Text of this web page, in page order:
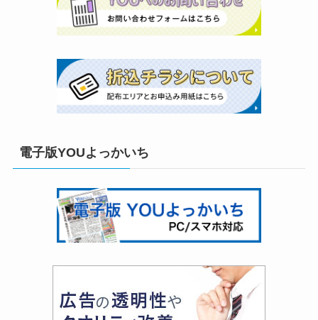
電子版YOUよっかいち